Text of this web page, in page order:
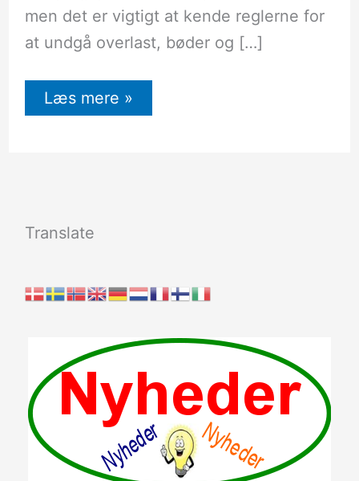
men det er vigtigt at kende reglerne for
at undgå overlast, bøder og […]
Læs mere »
Translate